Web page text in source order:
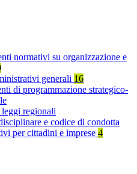
normativi su organizzazione e
generali 16
di programmazione strategico-
leggi regionali
e codice di condotta
per cittadini e imprese 4